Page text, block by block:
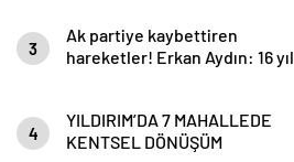
3
Ak partiye kaybettiren
hareketler! Erkan Aydın: 16 yıl
4
YILDIRIM’DA 7 MAHALLEDE
KENTSEL DÖNÜŞÜM